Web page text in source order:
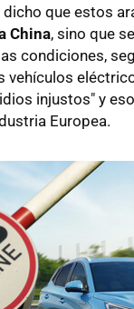
que estos
China, sino que
condiciones,
vehículos
injustos" y
Europea.